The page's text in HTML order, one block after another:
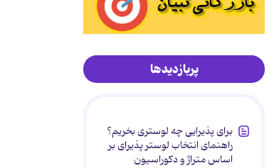
پربازدیدها
برای پذیرایی چه لوستری بخریم؟
راهنمای انتخاب لوستر پذیرای بر
اساس متراژ و دکوراسیون